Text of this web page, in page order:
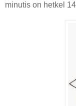
minutis on hetkel